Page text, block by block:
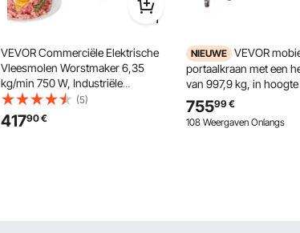
VEVOR Commerciële Elektrische
Vleesmolen Worstmaker 6,35
kg/min 750 W, Industriële
Vleesmolen met Mes en Maalplaat,
Multifunctionele RVS Vleesmolen
voor Keuken & Restaurant
(5)
41790€
NIEUWE VEVOR
portaalkraan met een
van 997,9 kg, in hoogte
stalen laadkraan van
robuuste
360° zwenkwielen met
75599€
108 Weergaven Onlangs